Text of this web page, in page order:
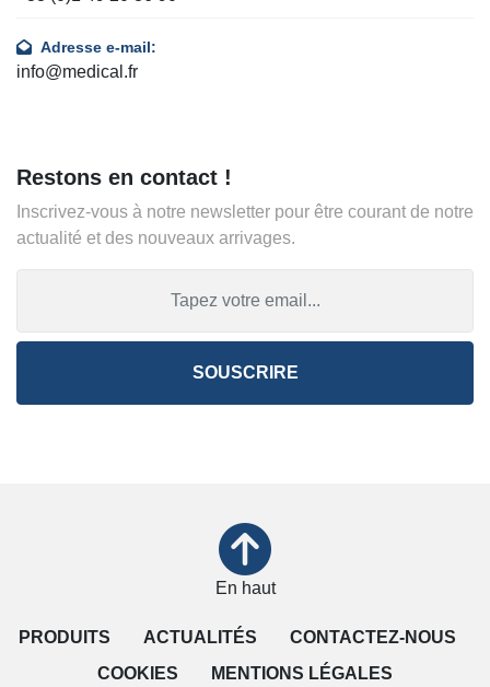
Adresse e-mail:
info@medical.fr
Restons en contact !
Inscrivez-vous à notre newsletter pour être courant de notre
actualité et des nouveaux arrivages.
SOUSCRIRE
PRODUITS ACTUALITÉS
CONTACTEZ-NOUS
COOKIES
MENTIONS LÉGALES
En haut